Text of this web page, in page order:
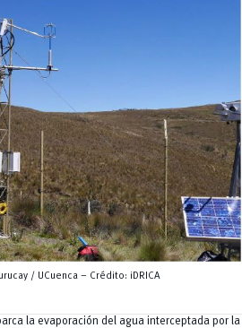
/ UCuenca – Crédito: iDRICA
la evaporación del agua interceptada por la